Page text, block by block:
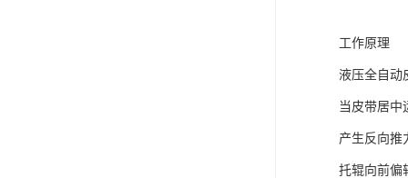
工作原理
液压全自动
当皮带居中
产生反向推
托辊向前偏